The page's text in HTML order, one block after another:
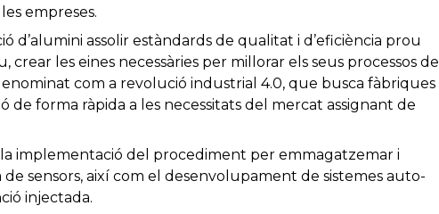
empreses.
d’alumini assolir estàndards de qualitat i d’eficiència prou
les eines necessàries per millorar els seus processos de
com a revolució industrial 4.0, que busca fàbriques
de forma ràpida a les necessitats del mercat assignant de
implementació del procediment per emmagatzemar i
sensors, així com el desenvolupament de sistemes auto-
injectada.